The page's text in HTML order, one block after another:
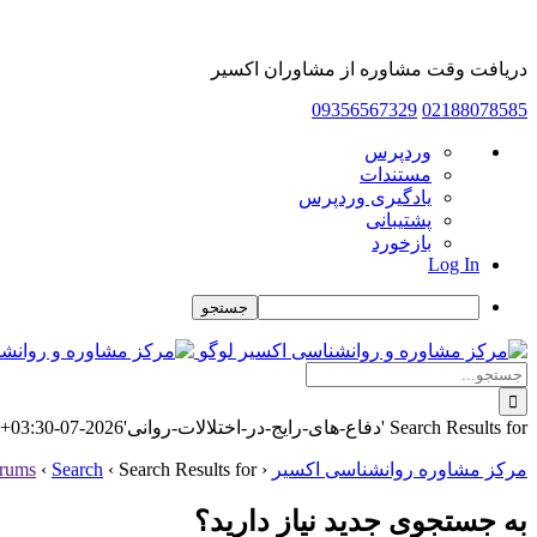
دریافت وقت مشاوره از مشاوران اکسیر
02188078585
09356567329
درباره
وردپرس
وردپرس
مستندات
یادگیری وردپرس
پشتیبانی
بازخورد
Log In
جستجو
Skip
to
content
جستجو
برای:
Search Results for 'دفاع-های-رایج-در-اختلالات-روانی'
2026-07-28T07:21:30+03:30
مرکز مشاوره روانشناسی اکسیر ‹
‹ Search ‹ Search Results for 'دفاع-های-رایج-در-اختلالات-روانی'
به جستجوی جديد نياز داريد؟